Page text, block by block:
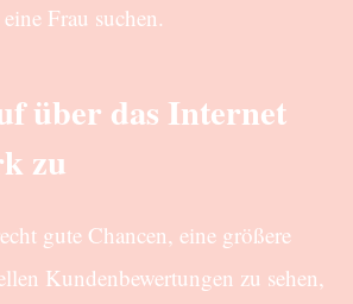
Frau suchen.
über das Internet
zu
gute Chancen, eine größere
Kundenbewertungen zu sehen,